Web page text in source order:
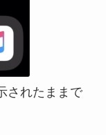
されたままで